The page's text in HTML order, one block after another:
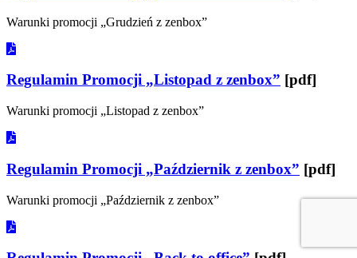
Warunki promocji „Grudzień z zenbox”
Regulamin Promocji „Listopad z zenbox” [pdf]
Warunki promocji „Listopad z zenbox”
Regulamin Promocji „Październik z zenbox” [pdf]
Warunki promocji „Październik z zenbox”